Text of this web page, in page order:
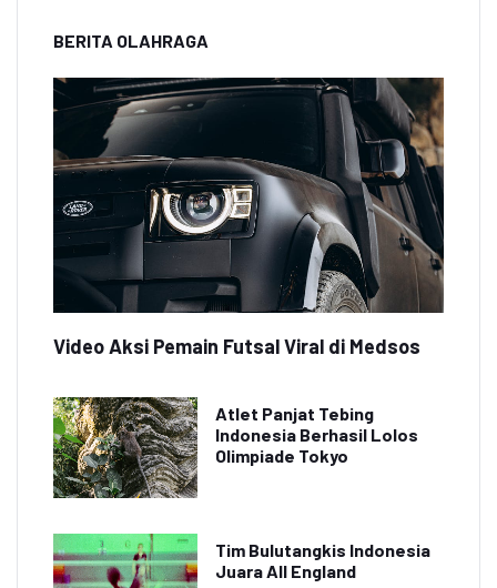
BERITA OLAHRAGA
Video Aksi Pemain Futsal Viral di Medsos
Atlet Panjat Tebing
Indonesia Berhasil Lolos
Olimpiade Tokyo
Tim Bulutangkis Indonesia
Juara All England